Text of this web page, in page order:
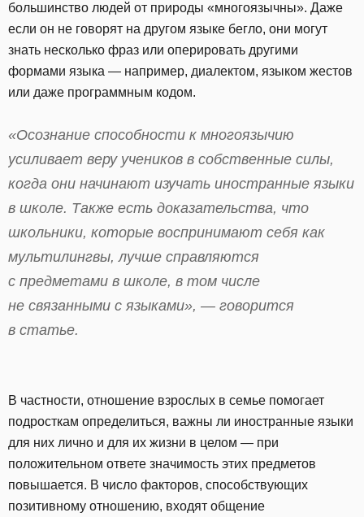
большинство людей от природы «многоязычны». Даже
если он не говорят на другом языке бегло, они могут
знать несколько фраз или оперировать другими
формами языка — например, диалектом, языком жестов
или даже программным кодом.
«Осознание способности к многоязычию
усиливает веру учеников в собственные силы,
когда они начинают изучать иностранные языки
в школе. Также есть доказательства, что
школьники, которые воспринимают себя как
мультилингвы, лучше справляются
с предметами в школе, в том числе
не связанными с языками», — говорится
в статье.
В частности, отношение взрослых в семье помогает
подросткам определиться, важны ли иностранные языки
для них лично и для их жизни в целом — при
положительном ответе значимость этих предметов
повышается. В число факторов, способствующих
позитивному отношению, входят общение